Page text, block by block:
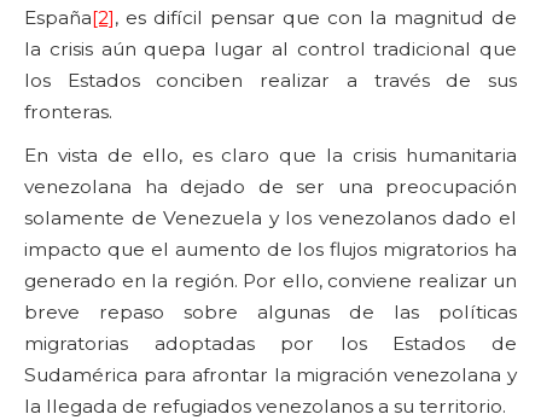
España[2], es difícil pensar que con la magnitud de
la crisis aún quepa lugar al control tradicional que
los Estados conciben realizar a través de sus
fronteras.
En vista de ello, es claro que la crisis humanitaria
venezolana ha dejado de ser una preocupación
solamente de Venezuela y los venezolanos dado el
impacto que el aumento de los flujos migratorios ha
generado en la región. Por ello, conviene realizar un
breve repaso sobre algunas de las políticas
migratorias adoptadas por los Estados de
Sudamérica para afrontar la migración venezolana y
la llegada de refugiados venezolanos a su territorio.